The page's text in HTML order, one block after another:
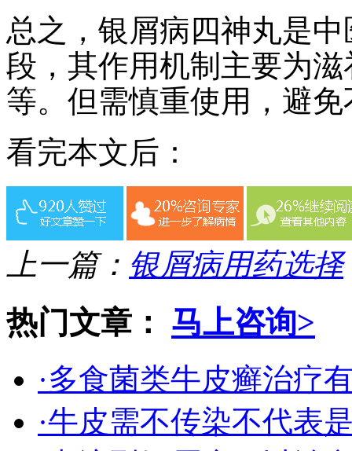
总之，银屑病四神丸是
段，其作用机制主要为
等。但需慎重使用，避
看完本文后：
上一篇： 银屑病用药选择
热门文章： 马上咨询>
·多食菌类牛皮癣治疗
·牛皮需不传染不代表